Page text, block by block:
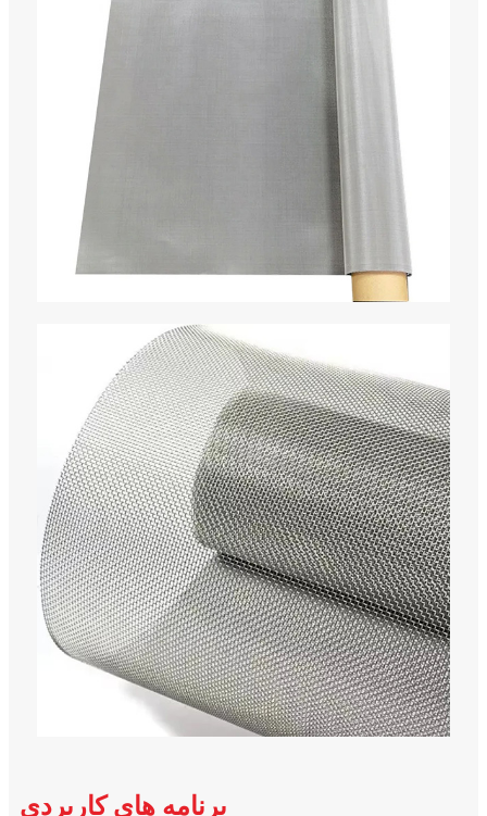
برنامه های کاربردی